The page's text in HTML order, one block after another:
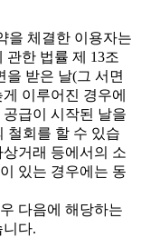
을 체결한 이용자는
관한 법률 제 13조
을 받은 날(그 서면
이루어진 경우에
급이 시작된 날을
철회를 할 수 있습
거래 등에서의 소
있는 경우에는 동
다음에 해당하는
다.